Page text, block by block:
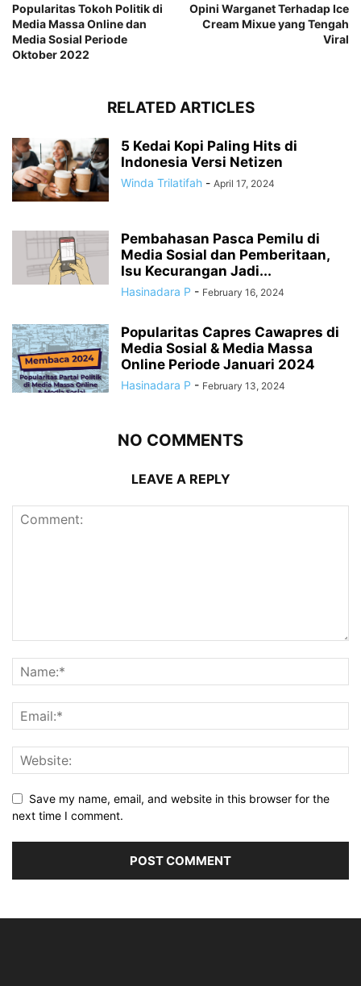
Popularitas Tokoh Politik di
Media Massa Online dan
Media Sosial Periode
Oktober 2022
Opini Warganet Terhadap Ice
Cream Mixue yang Tengah
Viral
RELATED ARTICLES
5 Kedai Kopi Paling Hits di
Indonesia Versi Netizen
Winda Trilatifah - April 17, 2024
Pembahasan Pasca Pemilu di
Media Sosial dan Pemberitaan,
Isu Kecurangan Jadi...
Hasinadara P - February 16, 2024
Popularitas Capres Cawapres di
Media Sosial & Media Massa
Online Periode Januari 2024
Hasinadara P - February 13, 2024
NO COMMENTS
LEAVE A REPLY
Save my name, email, and website in this browser for the
next time I comment.